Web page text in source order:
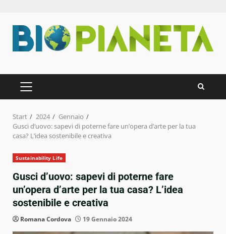
Inhalt
springen
PRIMÄRES
MENÜ
Start 2024
Gennaio
Gusci d’uovo: sapevi di poterne fare un’opera d’arte per la tua
casa? L’idea sostenibile e creativa
Sustainability Life
Gusci d’uovo: sapevi di poterne fare
un’opera d’arte per la tua casa? L’idea
sostenibile e creativa
Romana Cordova 19 Gennaio 2024